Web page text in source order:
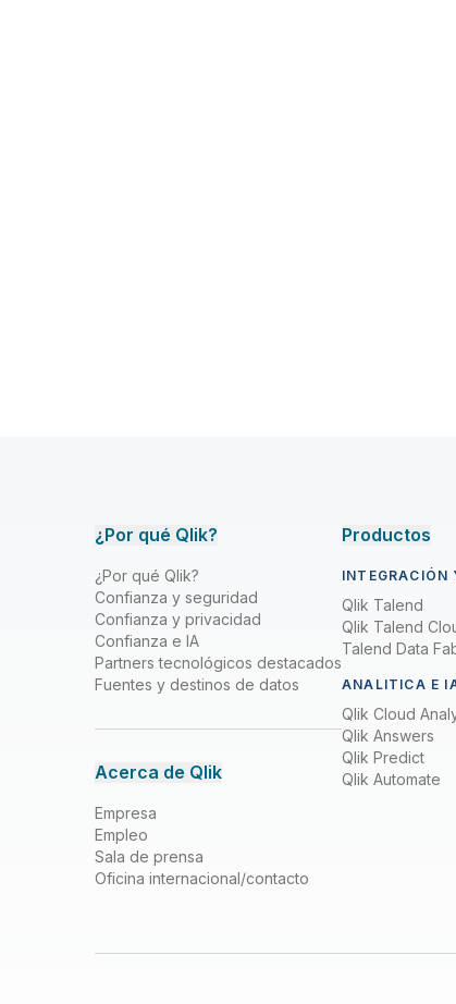
¿Por qué Qlik?
¿Por qué Qlik?
Confianza y seguridad
Confianza y privacidad
Confianza e IA
Partners tecnológicos destacados
Fuentes y destinos de datos
Acerca de Qlik
Empresa
Empleo
Sala de prensa
Oficina internacional/contacto
Productos
INTEGRACIÓN
Qlik Talend
Qlik Talend
Talend Data
ANALITICA E
Qlik Cloud
Qlik Answers
Qlik Predict
Qlik Automate